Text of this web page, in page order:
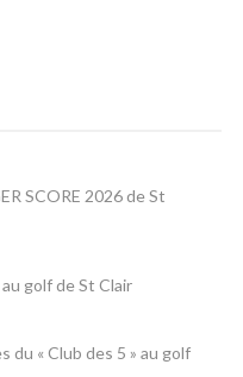
SCORE 2026 de St
golf de St Clair
du « Club des 5 » au golf